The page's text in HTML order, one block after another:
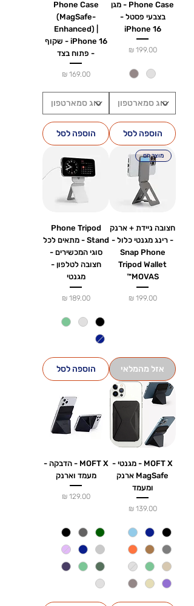
Phone Case - מגן
בצבעי פסטל -
iPhone 16
מחיר‏199.00 ‏₪
הוספה לסל
Phone Case
(MagSafe-
Enhanced) |
iPhone 16 - שקוף
- פתוח בצד
מחיר‏169.00 ‏₪
הוספה לסל
מוצר חם
חצובה ניידת + ארנק
- רינג מגנטי כלול -
Snap Phone
Tripod Wallet
MOVAS™
מחיר‏199.00 ‏₪
אזל מהמלאי
Phone Tripod
Stand - מתאים לכל
סוגי המכשירים -
חצובה לטלפון -
מגנטי
מחיר‏189.00 ‏₪
הוספה לסל
MOFT X - מגנטי -
MagSafe ארנק
ומעמד
מחיר‏139.00 ‏₪
MOFT X - הדבקה -
מעמד וארנק
מחיר‏129.00 ‏₪